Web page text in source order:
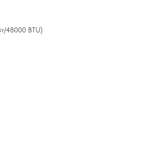
48000 BTU)